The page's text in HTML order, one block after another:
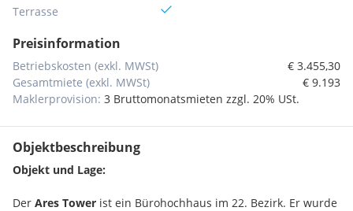
Terrasse
Preisinformation
Betriebskosten (exkl. MWSt)
€ 3.455,30
Gesamtmiete (exkl. MWSt)
€ 9.193
Maklerprovision: 3 Bruttomonatsmieten zzgl. 20% USt.
Objektbeschreibung
Objekt und Lage:
Der Ares Tower ist ein Bürohochhaus im 22. Bezirk. Er wurde